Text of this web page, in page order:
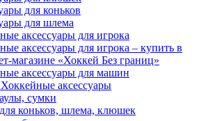
для коньков
для шлема
аксессуары для игрока
аксессуары для игрока – купить в
магазине «Хоккей Без границ»
аксессуары для машин
аксессуары
сумки
коньков, шлема, клюшек